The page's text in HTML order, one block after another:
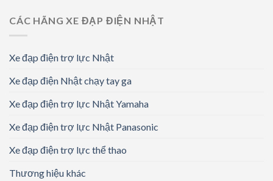
CÁC HÃNG XE ĐẠP ĐIỆN NHẬT
Xe đạp điện trợ lực Nhật
Xe đạp điện Nhật chạy tay ga
Xe đạp điện trợ lực Nhật Yamaha
Xe đạp điện trợ lực Nhật Panasonic
Xe đạp điện trợ lực thể thao
Thương hiệu khác